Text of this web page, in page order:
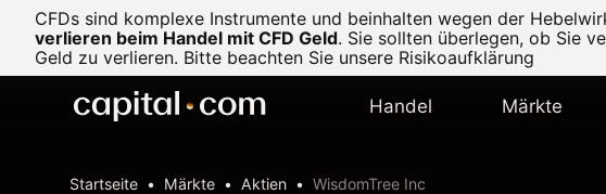
CFDs sind komplexe Instrumente und beinhalten wegen der
verlieren beim Handel mit CFD Geld. Sie sollten überlegen, ob Sie
Geld zu verlieren. Bitte beachten Sie unsere Risikoaufklärung
Handel Märkte
Startseite Märkte Aktien WisdomTree Inc